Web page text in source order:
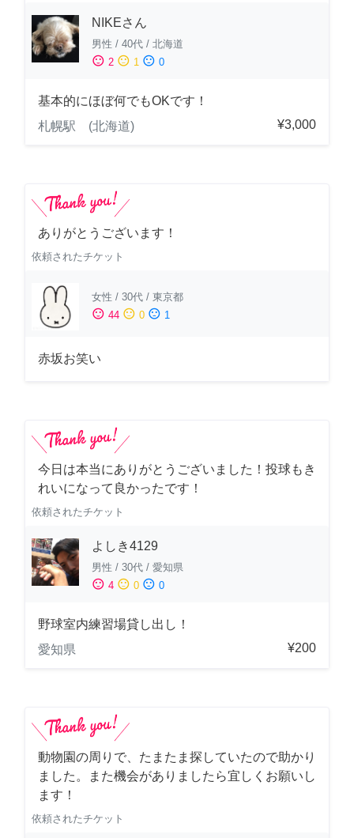
NIKEさん
男性 / 40代 / 北海道
sentiment_satisfied 2 sentiment_neutral 1 sentiment_dissatisfied 0
基本的にほぼ何でもOKです！
札幌駅 (北海道)
¥3,000
ありがとうございます！
依頼されたチケット
女性 / 30代 / 東京都
sentiment_satisfied 44 sentiment_neutral 0 sentiment_dissatisfied 1
赤坂お笑い
今日は本当にありがとうございました！投球もき
れいになって良かったです！
依頼されたチケット
よしき4129
男性 / 30代 / 愛知県
sentiment_satisfied 4 sentiment_neutral 0 sentiment_dissatisfied 0
野球室内練習場貸し出し！
愛知県
¥200
動物園の周りで、たまたま探していたので助かり
ました。また機会がありましたら宜しくお願いし
ます！
依頼されたチケット